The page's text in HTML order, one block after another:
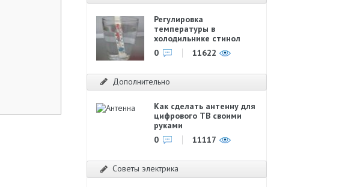
Регулировка
температуры в
холодильнике стинол
0
11622
Дополнительно
Как сделать антенну для
цифрового ТВ своими
руками
0
11117
Советы электрика